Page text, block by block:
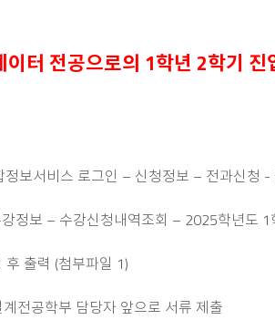
터 전공으로의 1학년 2학기 진
보서비스 로그인 – 신청정보 – 전과신청 -
정보 – 수강신청내역조회 – 2025학년도
출력 (첨부파일 1)
전공학부 담당자 앞으로 서류 제출